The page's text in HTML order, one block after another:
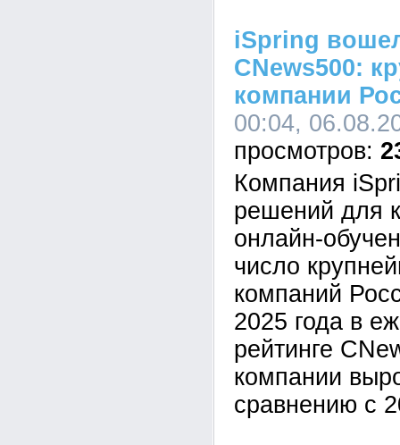
iSpring
CNews500:
компании
00:04,
Компания
решений для
онлайн-
число
компаний
2025 года в
рейтинге
компании
сравнению с